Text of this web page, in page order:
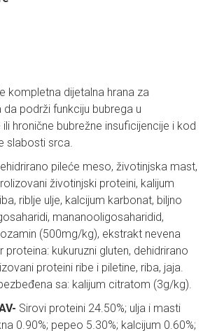
kompletna dijetalna hrana za
podrži funkciju bubrega u
hronične bubrežne insuficijencije i kod
slabosti srca.
pileće meso, životinjska mast,
životinjski proteini, kalijum
riblje ulje, kalcijum karbonat, biljno
mananooligosaharidid,
(500mg/kg), ekstrakt nevena
proteina: kukuruzni gluten, dehidrirano
proteini ribe i piletine, riba, jaja.
sa: kalijum citratom (3g/kg).
Sirovi proteini 24.50%; ulja i masti
0.90%; pepeo 5.30%; kalcijum 0.60%;